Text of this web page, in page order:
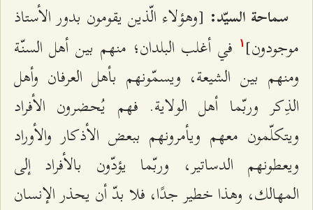
سماحة السيّد: [وهؤلاء الّذين يقومون بدور الأستاذ
موجودون] ۱
في أغلب البلدان؛ منهم بين أهل السنّة
ومنهم بين الشيعة، ويسمّونهم بأهل العرفان وأهل
الذِكر وربّما أهل الولاية. فهم يُحضرون الأفراد
ويتكلّمون معهم ويأمرونهم ببعض الأذكار والأوراد
ويعطونهم الدساتير، وربّما يؤدّون بالأفراد إلى
المهالك، وهذا خطير جدًا، فلا بدّ أن يحذر الإنسان